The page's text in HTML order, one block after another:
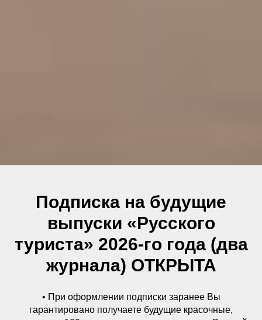
Подписка на будущие
выпуски «Русского
туриста» 2026-го года (два
журнала) ОТКРЫТА
• При оформлении подписки заранее Вы
гарантировано получаете будущие красочные,